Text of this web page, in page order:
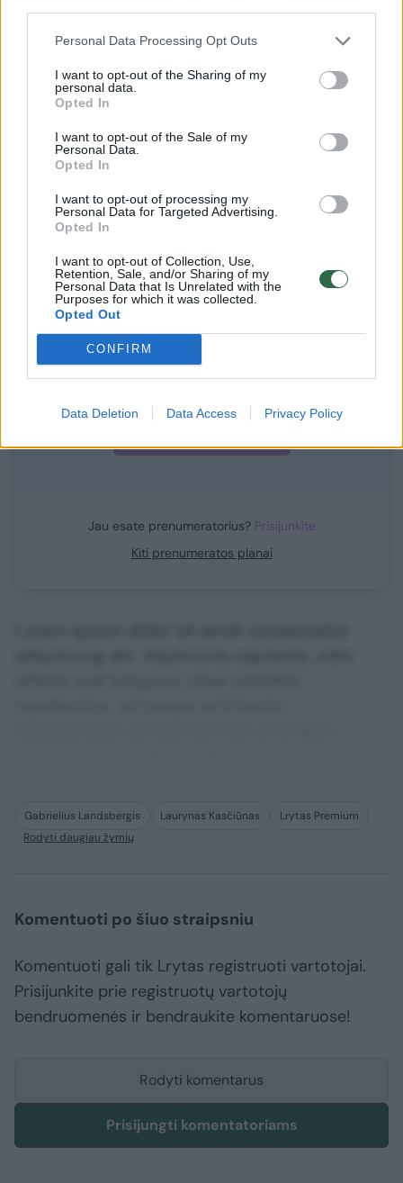
Personal Data Processing Opt Outs
I want to opt-out of the Sharing of my
personal data.
Opted In
I want to opt-out of the Sale of my
Personal Data.
Opted In
I want to opt-out of processing my
Personal Data for Targeted Advertising.
Opted In
I want to opt-out of Collection, Use,
Retention, Sale, and/or Sharing of my
Personal Data that Is Unrelated with the
Purposes for which it was collected.
Opted Out
CONFIRM
Data Deletion Data Access Privacy Policy
piktinosi kai kurie šio renginio dalyviai.Jie
pastebėjo, kad L.Kasčiūnui sėkmės palinkėjo
ir buvę varžovai, ir vieną jų – Radvilę
Morkūnaitę-Mikulėnienę – rinkimuose
Norite skaityti toliau?
Prisijunkite prie mūsų bendruomenės ir tapkite
prenumeratoriumi
Vos nuo 1
Jau esate prenumeratorius? Prisijunkite
Kiti prenumeratos planai
Gabrielius Landsbergis Laurynas Kasčiūnas
Lrytas Premium
Rodyti daugiau žymių
Komentuoti po šiuo straipsniu
Komentuoti gali tik Lrytas registruoti vartotojai.
Prisijunkite prie registruotų vartotojų
bendruomenės ir bendraukite komentaruose!
Rodyti komentarus
Prisijungti komentatoriams